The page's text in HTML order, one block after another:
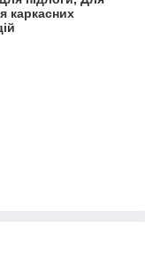
каркасних